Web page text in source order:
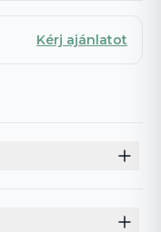
Kérj ajánlatot